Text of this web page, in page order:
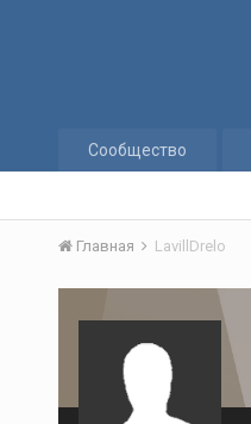
Сообщество
Главная LavillDrelo